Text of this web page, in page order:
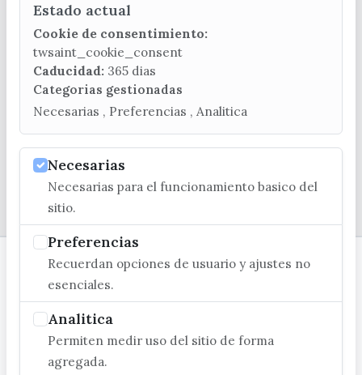
CONTACTA CON LA OFICINA DE TURISMO
(+34) 952 541 104
turismo@velezmalaga.es
C/ Poniente, 2. CP 29740 - Torre del Mar
Estado actual
Cookie de consentimiento:
twsaint_cookie_consent
Caducidad: 365 dias
Categorias gestionadas
Necesarias , Preferencias , Analitica
Necesarias
Necesarias para el funcionamiento basico del
sitio.
Preferencias
Recuerdan opciones de usuario y ajustes no
esenciales.
Analitica
Permiten medir uso del sitio de forma
agregada.